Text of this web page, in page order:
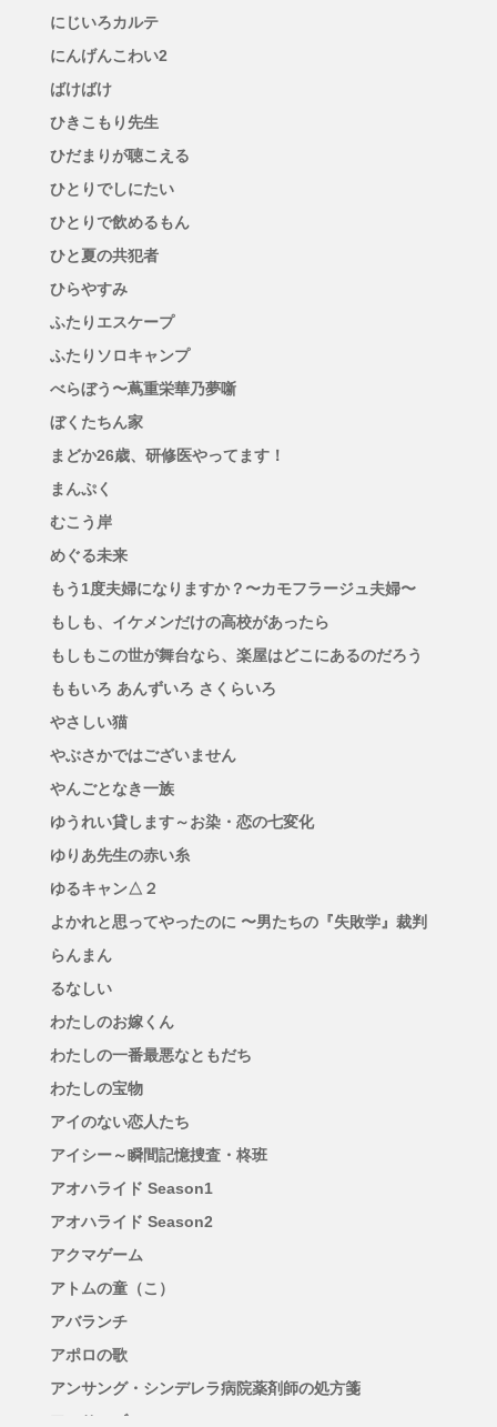
にじいろカルテ
にんげんこわい2
ばけばけ
ひきこもり先生
ひだまりが聴こえる
ひとりでしにたい
ひとりで飲めるもん
ひと夏の共犯者
ひらやすみ
ふたりエスケープ
ふたりソロキャンプ
べらぼう〜蔦重栄華乃夢噺
ぼくたちん家
まどか26歳、研修医やってます！
まんぷく
むこう岸
めぐる未来
もう1度夫婦になりますか？〜カモフラージュ夫婦〜
もしも、イケメンだけの高校があったら
もしもこの世が舞台なら、楽屋はどこにあるのだろう
ももいろ あんずいろ さくらいろ
やさしい猫
やぶさかではございません
やんごとなき一族
ゆうれい貸します～お染・恋の七変化
ゆりあ先生の赤い糸
ゆるキャン△２
よかれと思ってやったのに 〜男たちの『失敗学』裁判
らんまん
るなしい
わたしのお嫁くん
わたしの一番最悪なともだち
わたしの宝物
アイのない恋人たち
アイシー～瞬間記憶捜査・柊班
アオハライド Season1
アオハライド Season2
アクマゲーム
アトムの童（こ）
アバランチ
アポロの歌
アンサング・シンデレラ病院薬剤師の処方箋
アンサンブル